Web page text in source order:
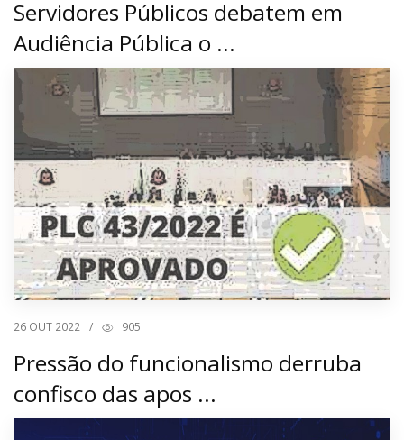
Servidores Públicos debatem em
Audiência Pública o ...
26 OUT 2022 / 905
Pressão do funcionalismo derruba
confisco das apos ...